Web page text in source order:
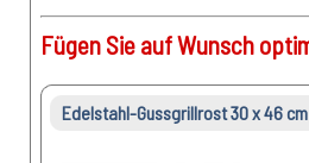
Fügen Sie auf Wunsch
Edelstahl-Gussgrillrost 30 x 46 cm